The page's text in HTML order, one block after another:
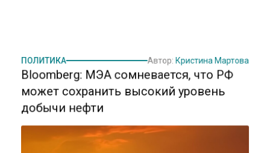
Bloomberg: МЭА сомневается, что РФ
может сохранить высокий уровень
добычи нефти